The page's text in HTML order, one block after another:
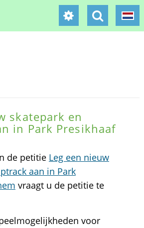
skatepark en
in Park Presikhaaf
de petitie Leg een nieuw
aan in Park
vraagt u de petitie te
voor